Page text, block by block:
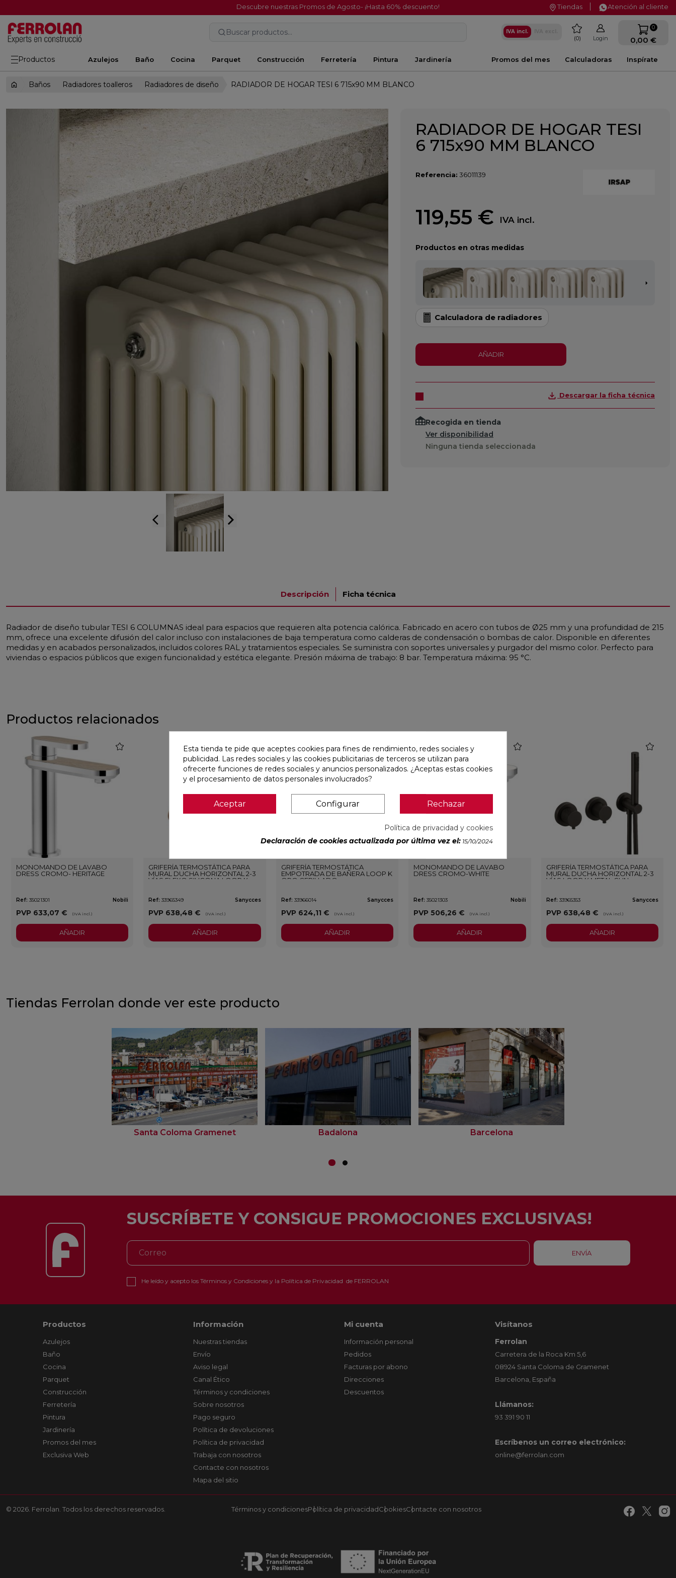
Descubre nuestras Promos de Agosto- ¡Hasta 60% descuento! Tiendas Atención al cliente
Buscar productos... IVA incl. favorite
0 Login
0
0,00 €
Productos Azulejos Baño Cocina Parquet Construcción Ferretería Pintura Jardinería Inspírate
Calculadoras
Promos del mes
Baños Radiadores toalleros Radiadores de diseño RADIADOR DE HOGAR TESI 6 715x90 MM BLANCO
arrow_back_ios arrow_forward_ios
RADIADOR DE HOGAR TESI
6 715x90 MM BLANCO
Referencia: 36011139
119,55 € IVA incl.
Productos en otras medidas
Calculadora de radiadores
AÑADIR
Descargar la ficha técnica
Recogida en tienda
Ver disponibilidad
Ninguna tienda seleccionada
Descripción Ficha técnica
Radiador de diseño tubular TESI 6 COLUMNAS ideal para espacios que requieren alta potencia calórica. Fabricado en acero con tubos de Ø25 mm y una profundidad de 215
mm, ofrece una excelente difusión del calor incluso con instalaciones de baja temperatura como calderas de condensación o bombas de calor. Disponible en diferentes
medidas y en acabados personalizados, incluidos colores RAL y tratamientos especiales. Se suministra con soportes universales y purgador del mismo color. Perfecto para
viviendas o espacios públicos que exigen funcionalidad y estética elegante. Presión máxima de trabajo: 8 bar. Temperatura máxima: 95 °C.
Productos relacionados
MONOMANDO DE LAVABO
DRESS CROMO- HERITAGE
Ref: 35021301 Nobili
PVP 633,07 € (IVA incl.)
AÑADIR
GRIFERÍA TERMOSTÁTICA PARA
MURAL DUCHA HORIZONTAL 2-3
VÍAS FLEXO SILICONA LOOP K
Ref: 33965349 Sanycces
PVP 638,48 € (IVA incl.)
favorite
AÑADIR
GRIFERÍA TERMOSTÁTICA
EMPOTRADA DE BAÑERA LOOP K
ORO CEPILLADO
Ref: 33966014 Sanycces
PVP 624,11 € (IVA incl.)
favorite
AÑADIR
MONOMANDO DE LAVABO
DRESS CROMO-WHITE
Ref: 35021303 Nobili
PVP 506,26 € (IVA incl.)
favorite
AÑADIR
GRIFERÍA TERMOSTÁTICA PARA
MURAL DUCHA HORIZONTAL 2-3
VÍAS LOOP K METAL GUN
Ref: 33965353 Sanycces
PVP 638,48 € (IVA incl.)
AÑADIR
Tiendas Ferrolan donde ver este producto
Santa Coloma Gramenet Badalona Barcelona
SUSCRÍBETE Y CONSIGUE PROMOCIONES EXCLUSIVAS!
He leído y acepto los Términos y Condicionesy la Política de Privacidad de FERROLAN
Productos
Azulejos
Baño
Cocina
Parquet
Construcción
Ferretería
Pintura
Jardinería
Promos del mes
Exclusiva Web
Información
Nuestras tiendas
Envío
Aviso legal
Canal Ético
Términos y condiciones
Sobre nosotros
Pago seguro
Política de devoluciones
Política de privacidad
Trabaja con nosotros
Contacte con nosotros
Mapa del sitio
Mi cuenta
Información personal
Pedidos
Facturas por abono
Direcciones
Descuentos
Visítanos
Ferrolan
Carretera de la Roca Km 5,6
08924 Santa Coloma de Gramenet
Barcelona, España
Llámanos:
93 391 90 11
Escríbenos un correo electrónico:
online@ferrolan.com
© 2026. Ferrolan. Todos los derechos reservados. Términos y condicionesPolítica de privacidadCookiesContacte con nosotros
Esta tienda te pide que aceptes cookies para fines de rendimiento, redes sociales y
publicidad. Las redes sociales y las cookies publicitarias de terceros se utilizan para
ofrecerte funciones de redes sociales y anuncios personalizados. ¿Aceptas estas cookies
y el procesamiento de datos personales involucrados?
Aceptar Configurar Rechazar
Política de privacidad y cookies
Declaración de cookies actualizada por última vez el: 15/10/2024